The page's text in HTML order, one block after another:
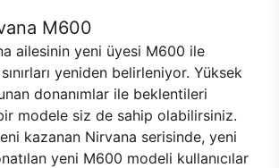
M600
ailesinin yeni üyesi M600 ile
yeniden belirleniyor. Yüksek
donanımlar ile beklentileri
modele siz de sahip olabilirsiniz.
kazanan Nirvana serisinde, yeni
yeni M600 modeli kullanıcılar